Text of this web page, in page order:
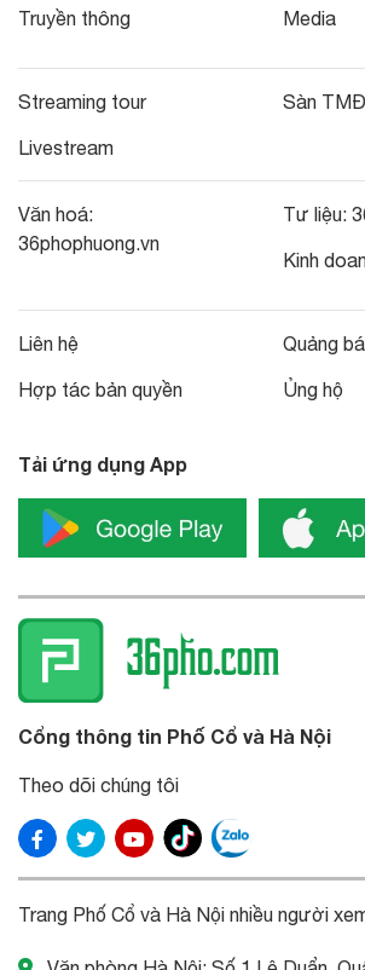
Truyền thông Media
Streaming tour
Livestream
Sàn
Văn hoá:
36phophuong.vn
Tư liệu:
Kinh
Liên hệ
Hợp tác bản quyền
Quảng bá
Ủng hộ
Tải ứng dụng App
Cổng thông tin Phố Cổ và Hà Nội
Theo dõi chúng tôi
Trang Phố Cổ và Hà Nội nhiều người